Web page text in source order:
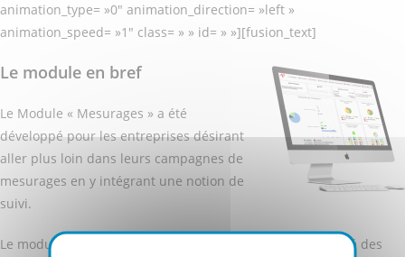
animation_type= »0″ animation_direction= »left »
animation_speed= »1″ class= » » id= » »][fusion_text]
Le module en bref
Le Module « Mesurages » a été
développé pour les entreprises désirant
aller plus loin dans leurs campagnes de
mesurages en y intégrant une notion de
suivi.
Le module « Mesurages » permet de garder une traçabilité des